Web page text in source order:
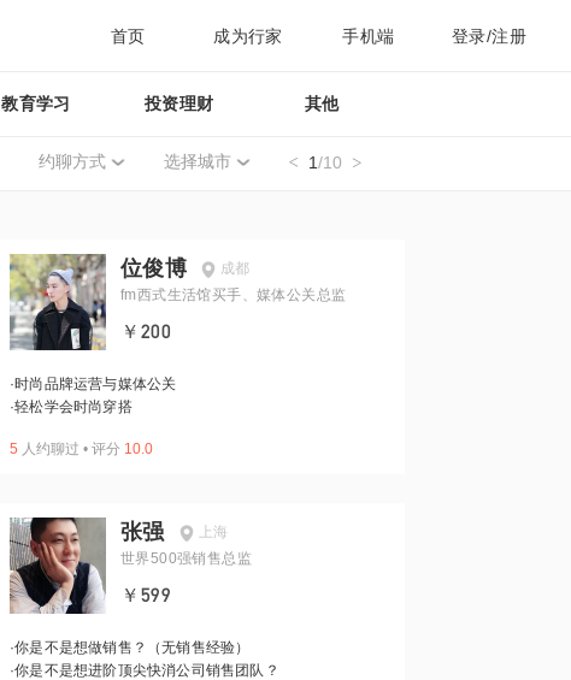
首页 成为行家 手机端 登录/注册
教育学习 投资理财 其他
约聊方式 选择城市 1/10
位俊博
成都
fm西式生活馆买手、媒体公关总监
￥200
·时尚品牌运营与媒体公关
·轻松学会时尚穿搭
5 人约聊过 • 评分 10.0
张强
上海
世界500强销售总监
￥599
·你是不是想做销售？（无销售经验）
·你是不是想进阶顶尖快消公司销售团队？